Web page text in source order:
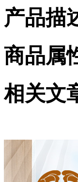
产品描
商品属
相关文